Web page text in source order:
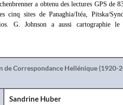
a obtenu des lectures GPS de
cinq sites de Panaghia/Itéa, Pitska/
G. Johnson a aussi cartographie
Correspondance Hellénique (1920-
Sandrine Huber